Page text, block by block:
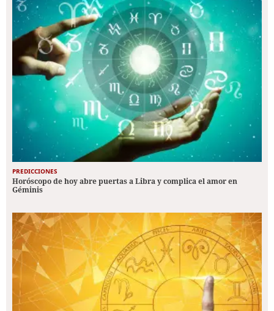
PREDICCIONES
Horóscopo de hoy abre puertas a Libra y complica el amor en
Géminis